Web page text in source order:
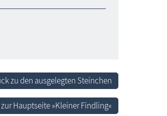
zu den ausgelegten Steinchen
Hauptseite »Kleiner Findling«